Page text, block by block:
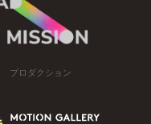
プロダクション